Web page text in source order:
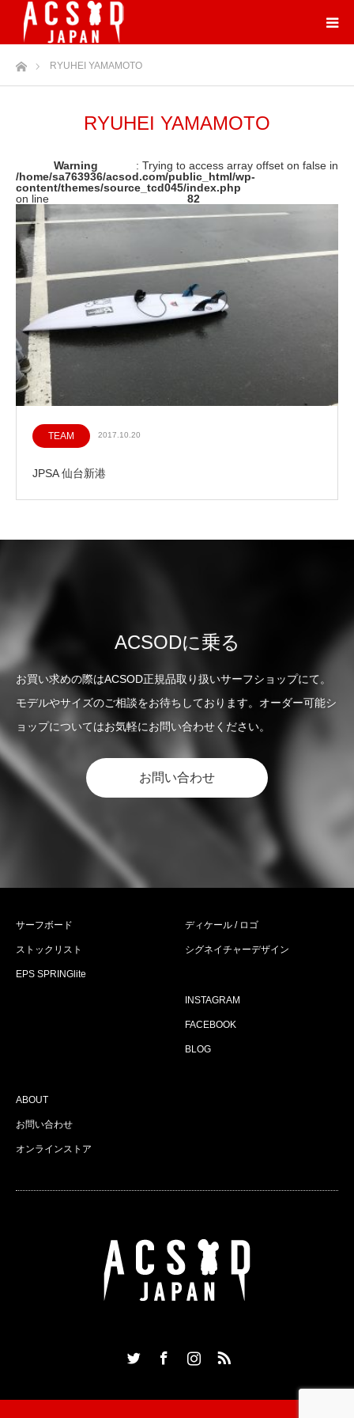
ホームRYUHEI YAMAMOTO
RYUHEI YAMAMOTO
Warning
: Trying to access array offset on false in
/home/sa763936/acsod.com/public_html/wp-
content/themes/source_tcd045/index.php
on line
82
TEAM 2017.10.20
JPSA 仙台新港
ACSODに乗る
お買い求めの際はACSOD正規品取り扱いサーフショップにて。
モデルやサイズのご相談をお待ちしております。オーダー可能シ
ョップについてはお気軽にお問い合わせください。
お問い合わせ
サーフボード
ストックリスト
EPS SPRINGlite
ディケール / ロゴ
シグネイチャーデザイン
INSTAGRAM
FACEBOOK
BLOG
ABOUT
お問い合わせ
オンラインストア